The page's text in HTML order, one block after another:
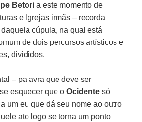
Betoria este momento de
e Igrejas irmãs – recorda
cúpula, na qual está
de dois percursos artísticos e
divididos.
– palavra que deve ser
esquecer que oOcidentesó
um eu que dá seu nome ao outro
ato logo se torna um ponto